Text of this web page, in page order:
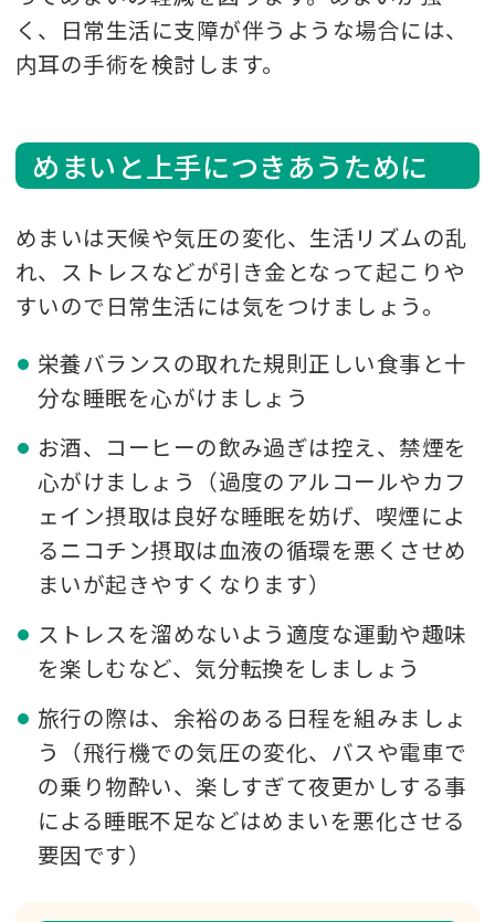
く、日常生活に支障が伴うような場合には、
内耳の手術を検討します。
めまいと上手につきあうために
めまいは天候や気圧の変化、生活リズムの乱
れ、ストレスなどが引き金となって起こりや
すいので日常生活には気をつけましょう。
栄養バランスの取れた規則正しい食事と十
分な睡眠を心がけましょう
お酒、コーヒーの飲み過ぎは控え、禁煙を
心がけましょう（過度のアルコールやカフ
ェイン摂取は良好な睡眠を妨げ、喫煙によ
るニコチン摂取は血液の循環を悪くさせめ
まいが起きやすくなります）
ストレスを溜めないよう適度な運動や趣味
を楽しむなど、気分転換をしましょう
旅行の際は、余裕のある日程を組みましょ
う（飛行機での気圧の変化、バスや電車で
の乗り物酔い、楽しすぎて夜更かしする事
による睡眠不足などはめまいを悪化させる
要因です）